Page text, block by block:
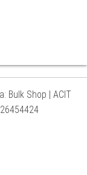
Bulk Shop | ACIT